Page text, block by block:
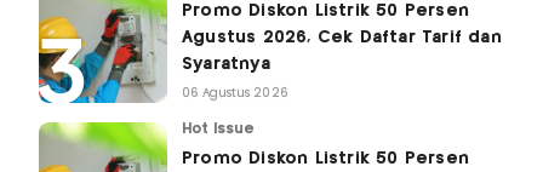
Promo Diskon Listrik 50 Persen
Agustus 2026, Cek Daftar Tarif dan
Syaratnya
06 Agustus 2026
Hot Issue
Promo Diskon Listrik 50 Persen